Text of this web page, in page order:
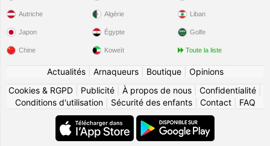
Autriche
Japon
Chine
Algérie
Égypte
Koweït
Liban
Golfe
Toute la liste
Actualités| Arnaqueurs| Boutique| Opinions
Cookies & RGPD
Publicité À propos de nous Confidentialité
Conditions d'utilisation| Sécurité des enfants| Contact| FAQ